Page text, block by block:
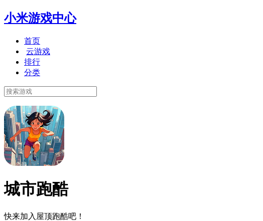
小米游戏中心
首页
云游戏
排行
分类
城市跑酷
快来加入屋顶跑酷吧！